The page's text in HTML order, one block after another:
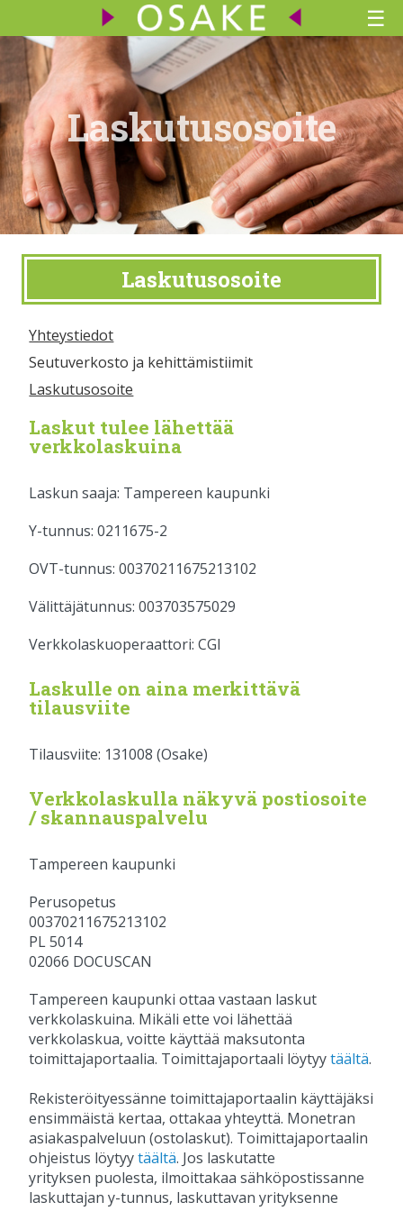
☰
Laskutusosoite
Laskutusosoite
Yhteystiedot
Seutuverkosto ja kehittämistiimit
Laskutusosoite
Laskut tulee lähettää
verkkolaskuina
Laskun saaja: Tampereen kaupunki
Y-tunnus: 0211675-2
OVT-tunnus: 00370211675213102
Välittäjätunnus: 003703575029
Verkkolaskuoperaattori: CGI
Laskulle on aina merkittävä
tilausviite
Tilausviite: 131008 (Osake)
Verkkolaskulla näkyvä postiosoite
/ skannauspalvelu
Tampereen kaupunki
Perusopetus
00370211675213102
PL 5014
02066 DOCUSCAN
Tampereen kaupunki ottaa vastaan laskut
verkkolaskuina. Mikäli ette voi lähettää
verkkolaskua, voitte käyttää maksutonta
toimittajaportaalia. Toimittajaportaali löytyytäältä.
Rekisteröityessänne toimittajaportaalin käyttäjäksi
ensimmäistä kertaa, ottakaa yhteyttä. Monetran
asiakaspalveluun (ostolaskut). Toimittajaportaalin
ohjeistus löytyytäältä. Jos laskutatte
yrityksen puolesta, ilmoittakaa sähköpostissanne
laskuttajan y-tunnus, laskuttavan yrityksenne